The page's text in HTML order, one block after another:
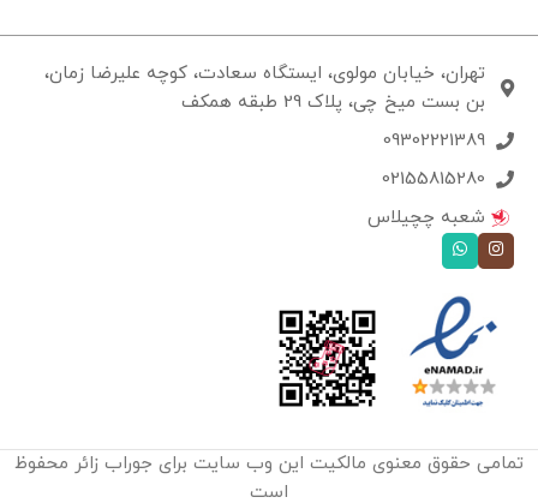
تهران، خیابان مولوی، ایستگاه سعادت، کوچه علیرضا زمان،
بن بست میخ چی، پلاک 29 طبقه همکف
09302221389
02155815280
شعبه چچیلاس
تمامی حقوق معنوی مالکیت این وب‌ سایت برای جوراب زائر محفوظ
است